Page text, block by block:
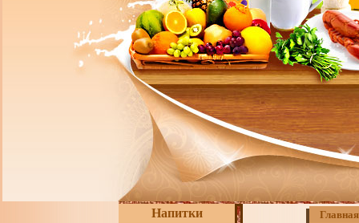
Напитки Главная